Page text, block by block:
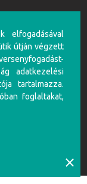
illetve függőséget
csak 18 éven
Szabályzat
útján végzett
adatkezelési
tartalmazza.
foglaltakat,
⨯